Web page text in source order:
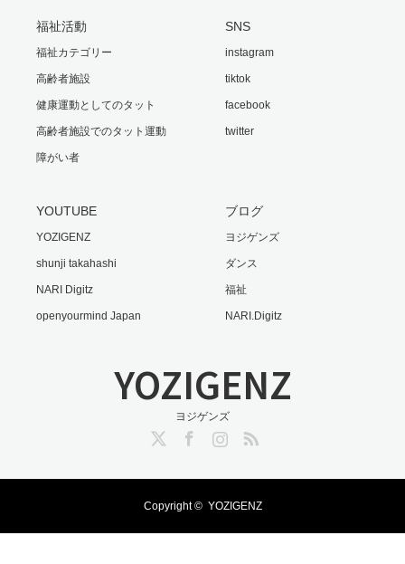
福祉活動
福祉カテゴリー
高齢者施設
健康運動としてのタット
高齢者施設でのタット運動
障がい者
SNS
instagram
tiktok
facebook
twitter
YOUTUBE
YOZIGENZ
shunji takahashi
NARI Digitz
openyourmind Japan
ブログ
ヨジゲンズ
ダンス
福祉
NARI.Digitz
YOZIGENZ
ヨジゲンズ
InstagramRSS
Copyright © YOZIGENZ